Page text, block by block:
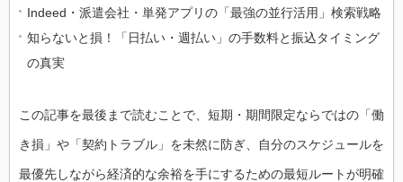
Indeed・派遣会社・単発アプリの「最強の並行活用」検索戦略
知らないと損！「日払い・週払い」の手数料と振込タイミング
の真実
この記事を最後まで読むことで、短期・期間限定ならではの「働
き損」や「契約トラブル」を未然に防ぎ、自分のスケジュールを
最優先しながら経済的な余裕を手にするための最短ルートが明確